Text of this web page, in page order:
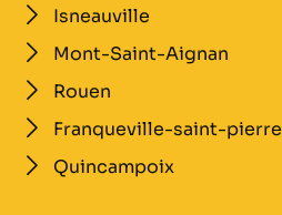
Isneauville
Mont-Saint-Aignan
Rouen
Franqueville-saint-pierre
Quincampoix